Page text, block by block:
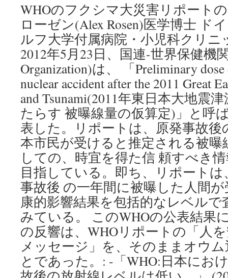
WHOのフクシマ大災害リポート
ローゼン(Alex Rosen)医学博士 ド
ルフ大学付属病院・小児科クリニ
2012年5月23日、国連-世界保健機
Organization)は、 「Preliminary
nuclear accident after the 2011 Great
and Tsunami(2011年東日本大地震
たらす 被曝線量の仮算定)」と呼
表した。リポートは、原発事故後
本市民が受けると推定される被曝
しての、時宜を得た信 頼すべき
目指している。即ち、リポート
事故後 の一年間に被曝した人間
康的影響結果を包括的なレベル
みている。 このWHOの公表結果
の反響は、WHOリポートの「人
メッセージ」を、そのままオウ
とであった。: -「WHO:日本にお